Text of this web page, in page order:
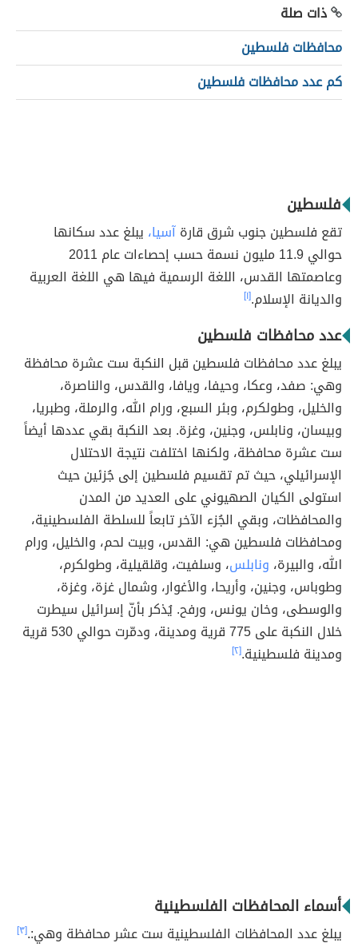
ذات صلة
محافظات فلسطين
كم عدد محافظات فلسطين
فلسطين
تقع فلسطين جنوب شرق قارةآسيا، يبلغ عدد سكانها
حوالي 11.9 مليون نسمة حسب إحصاءات عام 2011
وعاصمتها القدس، اللغة الرسمية فيها هي اللغة العربية
والديانة الإسلام.[١]
عدد محافظات فلسطين
يبلغ عدد محافظات فلسطين قبل النكبة ست عشرة محافظة
وهي: صفد، وعكا، وحيفا، ويافا، والقدس، والناصرة،
والخليل، وطولكرم، وبئر السبع، ورام الله، والرملة، وطبريا،
وبيسان، ونابلس، وجنين، وغزة. بعد النكبة بقي عددها أيضاً
ست عشرة محافظة، ولكنها اختلفت نتيجة الاحتلال
الإسرائيلي، حيث تم تقسيم فلسطين إلى جُزئين حيث
استولى الكيان الصهيوني على العديد من المدن
والمحافظات، وبقي الجُزء الآخر تابعاً للسلطة الفلسطينية،
ومحافظات فلسطين هي: القدس، وبيت لحم، والخليل، ورام
الله، والبيرة، ونابلس، وسلفيت، وقلقيلية، وطولكرم،
وطوباس، وجنين، وأريحا، والأغوار، وشمال غزة، وغزة،
والوسطى، وخان يونس، ورفح. يُذكر بأنّ إسرائيل سيطرت
خلال النكبة على 775 قرية ومدينة، ودمّرت حوالي 530 قرية
ومدينة فلسطينية.[٢]
أسماء المحافظات الفلسطينية
يبلغ عدد المحافظات الفلسطينية ست عشر محافظة وهي:.[٣]